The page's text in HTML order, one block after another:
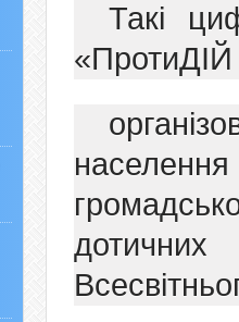
Такі
«ПротиДІЙ